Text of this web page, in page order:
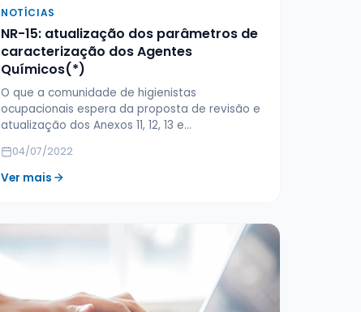
NOTÍCIAS
NR-15: atualização dos parâmetros de
caracterização dos Agentes
Químicos(*)
O que a comunidade de higienistas
ocupacionais espera da proposta de revisão e
atualização dos Anexos 11, 12, 13 e…
04/07/2022
Ver mais